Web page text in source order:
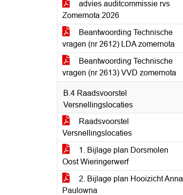
advies auditcommissie rvs
Zomernota 2026
Beantwoording Technische
vragen (nr 2612) LDA zomernota
Beantwoording Technische
vragen (nr 2613) VVD zomernota
B.4 Raadsvoorstel
Versnellingslocaties
Raadsvoorstel
Versnellingslocaties
1. Bijlage plan Dorsmolen
Oost Wieringerwerf
2. Bijlage plan Hooizicht Anna
Paulowna